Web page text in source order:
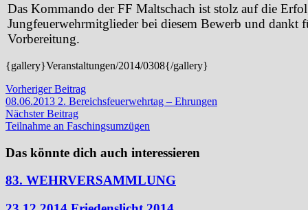
Das Kommando der FF Maltschach ist stolz auf die
Jungfeuerwehrmitglieder bei diesem Bewerb und dankt
Vorbereitung.
{gallery}Veranstaltungen/2014/0308{/gallery}
Beitragsnavigation
Vorheriger BeitragVorheriger
Beitrag:
08.06.2013 2. Bereichsfeuerwehrtag – Ehrungen
Nächster BeitragNächster
Beitrag:
Teilnahme an Faschingsumzügen
Das könnte dich auch interessieren
83. WEHRVERSAMMLUNG